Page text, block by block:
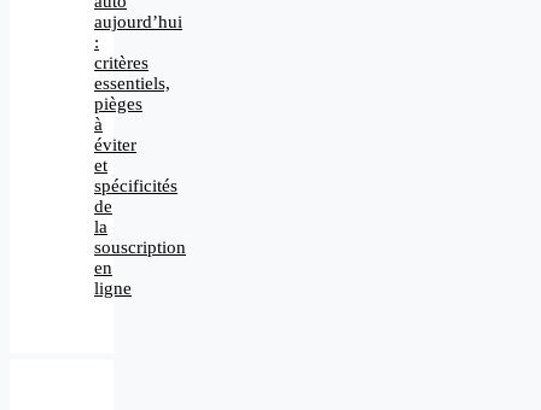
aujourd’hui
:
critères
essentiels,
pièges
à
éviter
et
spécificités
de
la
souscription
en
ligne